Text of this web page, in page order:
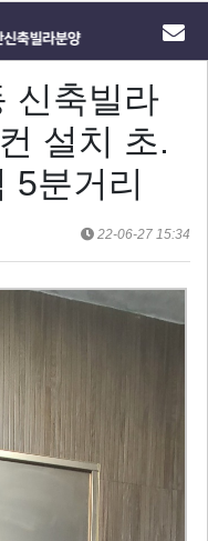
신축빌라
설치 초.
5분거리
22-06-27 15:34